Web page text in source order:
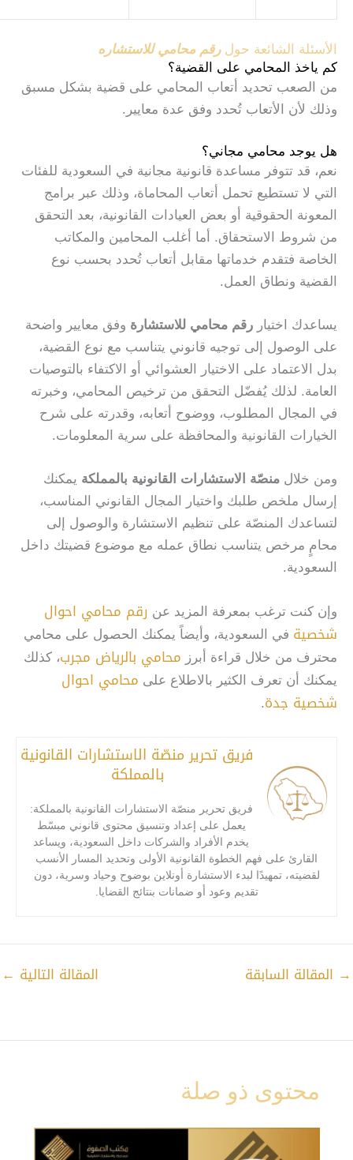
الأسئلة الشائعة حول رقم محامي للاستشاره
كم ياخذ المحامي على القضية؟
من الصعب تحديد أتعاب المحامي على قضية بشكل مسبق
وذلك لأن الأتعاب تُحدد وفق عدة معايير.
هل يوجد محامي مجاني؟
نعم، قد تتوفر مساعدة قانونية مجانية في السعودية للفئات
التي لا تستطيع تحمل أتعاب المحاماة، وذلك عبر برامج
المعونة الحقوقية أو بعض العيادات القانونية، بعد التحقق
من شروط الاستحقاق. أما أغلب المحامين والمكاتب
الخاصة فتقدم خدماتها مقابل أتعاب تُحدد بحسب نوع
القضية ونطاق العمل.
يساعدك اختيار رقم محامي للاستشارةوفق معايير واضحة
على الوصول إلى توجيه قانوني يتناسب مع نوع القضية،
بدل الاعتماد على الاختيار العشوائي أو الاكتفاء بالتوصيات
العامة. لذلك يُفضّل التحقق من ترخيص المحامي، وخبرته
في المجال المطلوب، ووضوح أتعابه، وقدرته على شرح
الخيارات القانونية والمحافظة على سرية المعلومات.
ومن خلال منصّة الاستشارات القانونية بالمملكةيمكنك
إرسال ملخص طلبك واختيار المجال القانوني المناسب،
لتساعدك المنصّة على تنظيم الاستشارة والوصول إلى
محامٍ مرخص يتناسب نطاق عمله مع موضوع قضيتك داخل
السعودية.
وإن كنت ترغب بمعرفة المزيد عن رقم محامي احوال
شخصيةفي السعودية، وأيضاً يمكنك الحصول على محامي
محترف من خلال قراءة أبرز محامي بالرياض مجرب، كذلك
يمكنك أن تعرف الكثير بالاطلاع على محامي احوال
شخصية جدة.
فريق تحرير منصّة الاستشارات القانونية
بالمملكة
فريق تحرير منصّة الاستشارات القانونية بالمملكة:
يعمل على إعداد وتنسيق محتوى قانوني مبسّط
يخدم الأفراد والشركات داخل السعودية، ويساعد
القارئ على فهم الخطوة القانونية الأولى وتحديد المسار الأنسب
لقضيته، تمهيدًا لبدء الاستشارة أونلاين بوضوح وحياد وسرية، دون
تقديم وعود أو ضمانات بنتائج القضايا.
المقالة السابقة المقالة التالية ←
محتوى ذو صلة